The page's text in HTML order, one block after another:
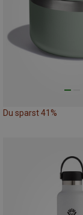
Du sparst 41%